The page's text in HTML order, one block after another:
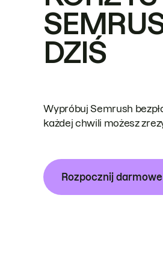
DZIŚ
Wypróbuj Semrush
każdej chwili możesz
Rozpocznij